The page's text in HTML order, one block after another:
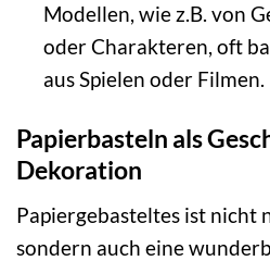
Modellen, wie z.B. von
oder Charakteren, oft
aus Spielen oder Filmen.
Papierbasteln als
Dekoration
Papiergebasteltes ist nicht
sondern auch eine